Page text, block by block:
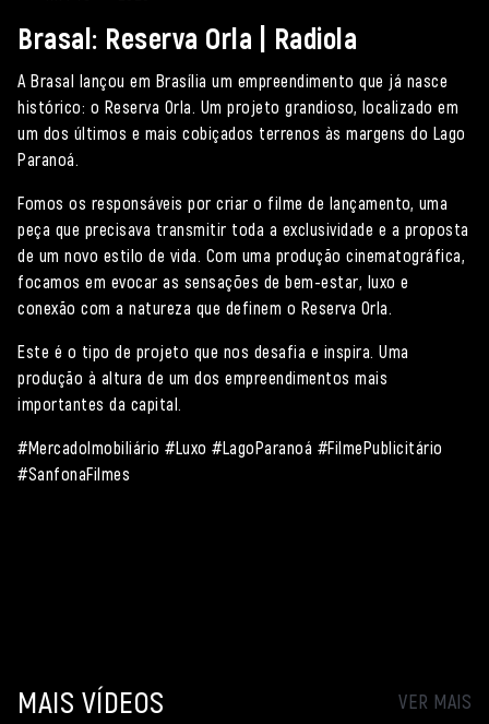
Brasal: Reserva Orla | Radiola
A Brasal lançou em Brasília um empreendimento que já nasce
histórico: o Reserva Orla. Um projeto grandioso, localizado em
um dos últimos e mais cobiçados terrenos às margens do Lago
Paranoá.
Fomos os responsáveis por criar o filme de lançamento, uma
peça que precisava transmitir toda a exclusividade e a proposta
de um novo estilo de vida. Com uma produção cinematográfica,
focamos em evocar as sensações de bem-estar, luxo e
conexão com a natureza que definem o Reserva Orla.
Este é o tipo de projeto que nos desafia e inspira. Uma
produção à altura de um dos empreendimentos mais
importantes da capital.
#MercadoImobiliário #Luxo #LagoParanoá #FilmePublicitário
#SanfonaFilmes
MAIS VÍDEOS VER MAIS